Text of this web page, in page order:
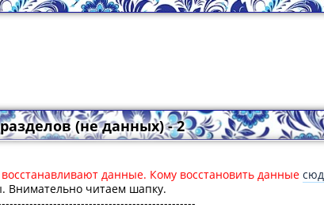
(не данных) - 2
данные. Кому восстановить данные
Внимательно читаем шапку.